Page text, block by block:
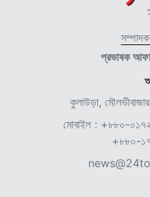
প্রভাষক
কুলাউড়া,
মোবাইল : +৮৮০-
+৮৮০-